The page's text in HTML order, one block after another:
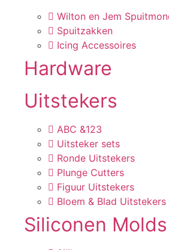
Wilton en Jem
Spuitzakken
Icing Accessoires
Hardware
Uitstekers
ABC &123
Uitsteker sets
Ronde Uitstekers
Plunge Cutters
Figuur Uitstekers
Bloem & Blad Uitstekers
Siliconen Molds